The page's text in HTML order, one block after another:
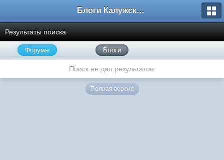
Блоги Калужского перекрестка
Результаты поиска
Форумы Блоги
Поиск не дал результатов.
Полная версия